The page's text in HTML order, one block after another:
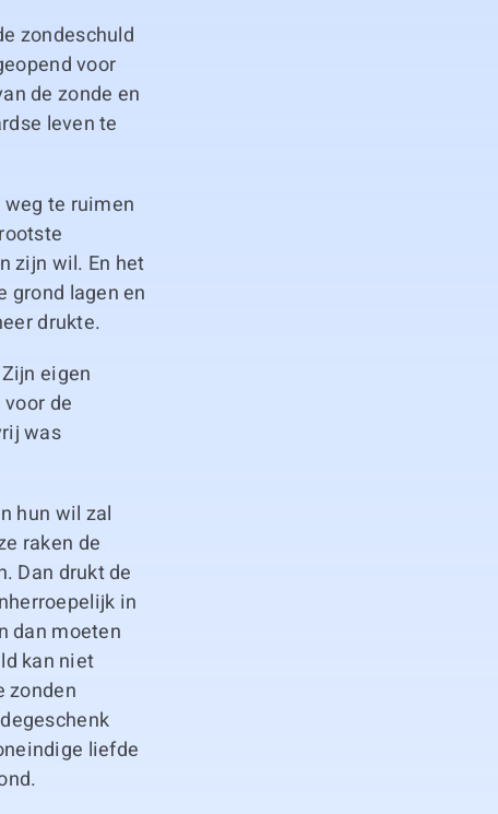
zondeschuld
voor
de zonde en
leven te
te ruimen
zijn wil. En het
grond lagen en
drukte.
eigen
de
was
hun wil zal
raken de
Dan drukt de
in
dan moeten
kan niet
zonden
liefde